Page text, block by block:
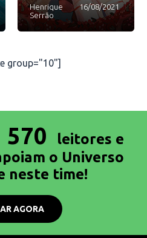
Henrique
Serrão
16/08/2021
group="10"]
570
leitores e
o Universo
neste time!
AGORA